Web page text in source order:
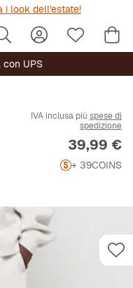
i look dell'estate!
con UPS
IVA inclusa più spese di
spedizione
Prezzo
39,99 €
+ 39COINS